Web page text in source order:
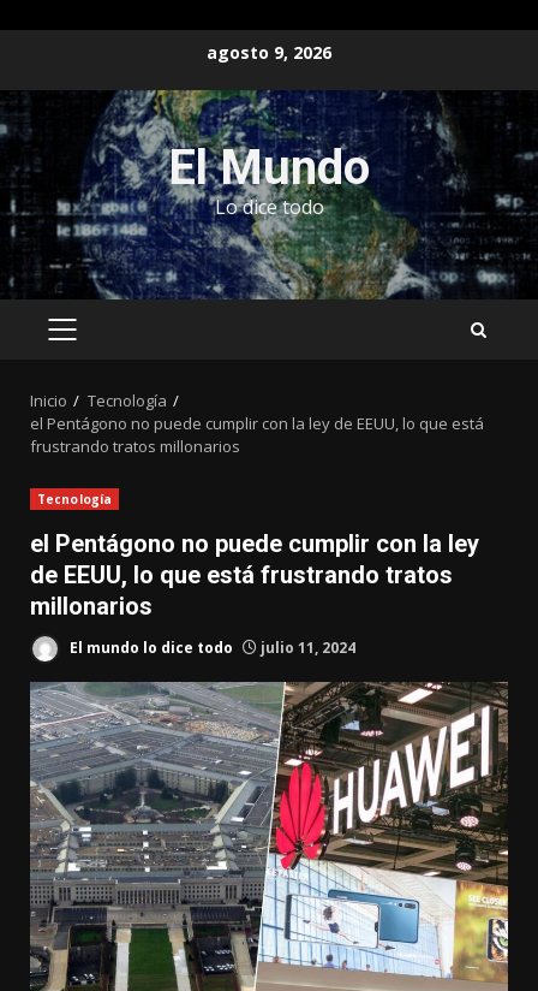
contenido
agosto 9, 2026
El Mundo
Lo dice todo
MENÚ
Inicio
Tecnología
el Pentágono no puede cumplir con la ley de EEUU, lo que está
frustrando tratos millonarios
Tecnología
el Pentágono no puede cumplir con la ley
de EEUU, lo que está frustrando tratos
millonarios
El mundo lo dice todo julio 11, 2024